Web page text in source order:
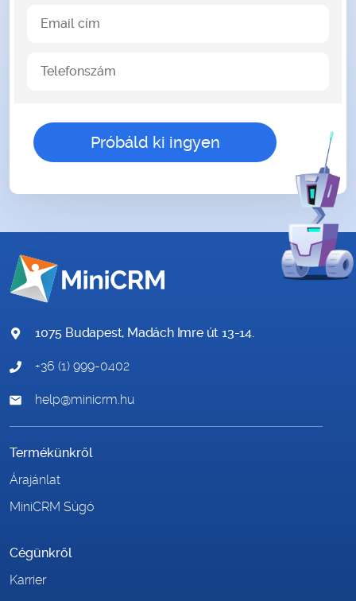
Email cím
Telefonszám
1075 Budapest, Madách Imre út 13-14.
+36 (1) 999-0402
help@minicrm.hu
Termékünkről
Árajánlat
MiniCRM Súgó
Cégünkről
Karrier